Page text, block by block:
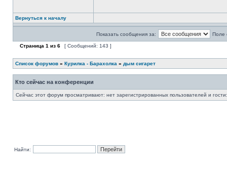
Вернуться к началу
Показать сообщения за: Поле
Страница 1 из 6 [ Сообщений: 143 ]
Список форумов » Курилка - Барахолка » дым сигарет
Кто сейчас на конференции
Сейчас этот форум просматривают: нет зарегистрированных пользователей и
Найти: